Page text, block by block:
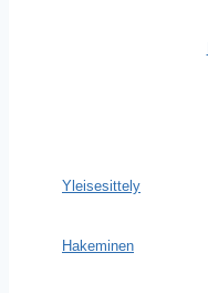
Yleisesittely
Hakeminen